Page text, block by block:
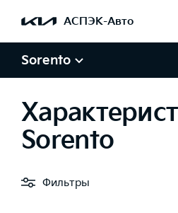
АСПЭК-Авто
Sorento
Sorento
Фильтры